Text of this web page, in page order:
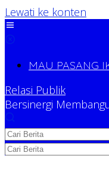
Lewati ke konten
MAU PASANG
Relasi Publik
Bersinergi